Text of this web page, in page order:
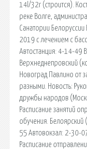
14l/32r (строится).
реке Волге,
Санатории
2019 с лечением с
Автостанция: 4-14-49
Верхнеднепровский
Новоград Павлино от
разными. Новость:
дружбы народов
Расписание занятий
обучения.
55 Автовокзал: 2-30-
Расписание